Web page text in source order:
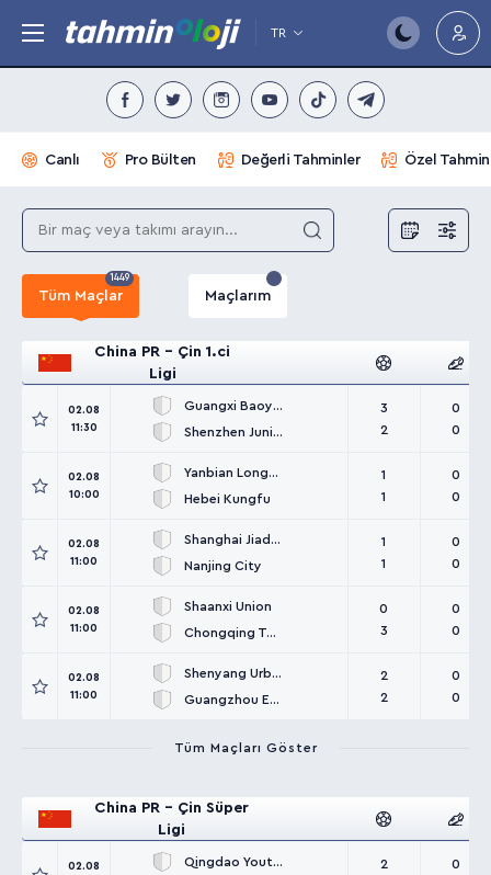
TR
Canlı Pro Bülten Değerli Tahminler Özel
Tüm Maçlar
1449
Maçlarım
China PR - Çin 1.ci
Ligi
02.08
11:30
Guangxi Baoyun
Shenzhen Juniors
3
2
0
0
02.08
10:00
Yanbian Longding
Hebei Kungfu
1
1
0
0
02.08
11:00
Shanghai Jiading
Nanjing City
1
1
0
0
02.08
11:00
Shaanxi Union
Chongqing Tongliang Long
0
3
0
0
02.08
11:00
Shenyang Urban
Guangzhou E-Power
2
2
0
0
Tüm Maçları Göster
China PR - Çin Süper
Ligi
02.08
Qingdao Youth Island
2
0